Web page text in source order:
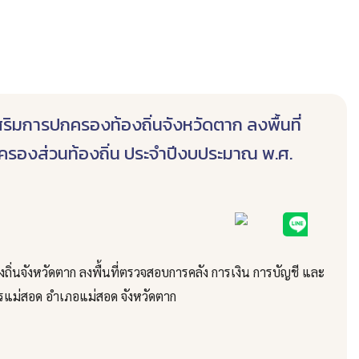
ริมการปกครองท้องถิ่นจังหวัดตาก ลงพื้นที่
องส่วนท้องถิ่น ประจำปีงบประมาณ พ.ศ.
นจังหวัดตาก ลงพื้นที่ตรวจสอบการคลัง การเงิน การบัญชี และ
ม่สอด อำเภอแม่สอด จังหวัดตาก